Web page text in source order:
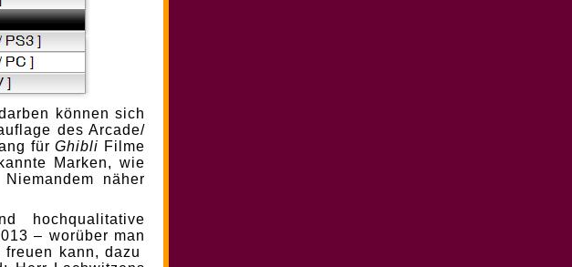
können sich
des Arcade/
fürGhibli Filme
Marken, wie
näher
hochqualitative
– worüber man
kann, dazu